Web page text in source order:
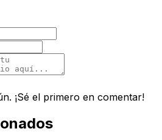
¡Sé el primero en comentar!